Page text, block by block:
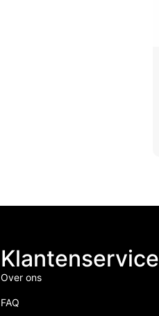
Klantenservice
Over ons
FAQ